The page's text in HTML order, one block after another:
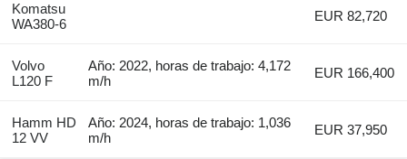
Komatsu
WA380-6
EUR 82,720
Volvo
L120 F
Año: 2022, horas de trabajo: 4,172
m/h
EUR 166,400
Hamm HD
12 VV
Año: 2024, horas de trabajo: 1,036
m/h
EUR 37,950